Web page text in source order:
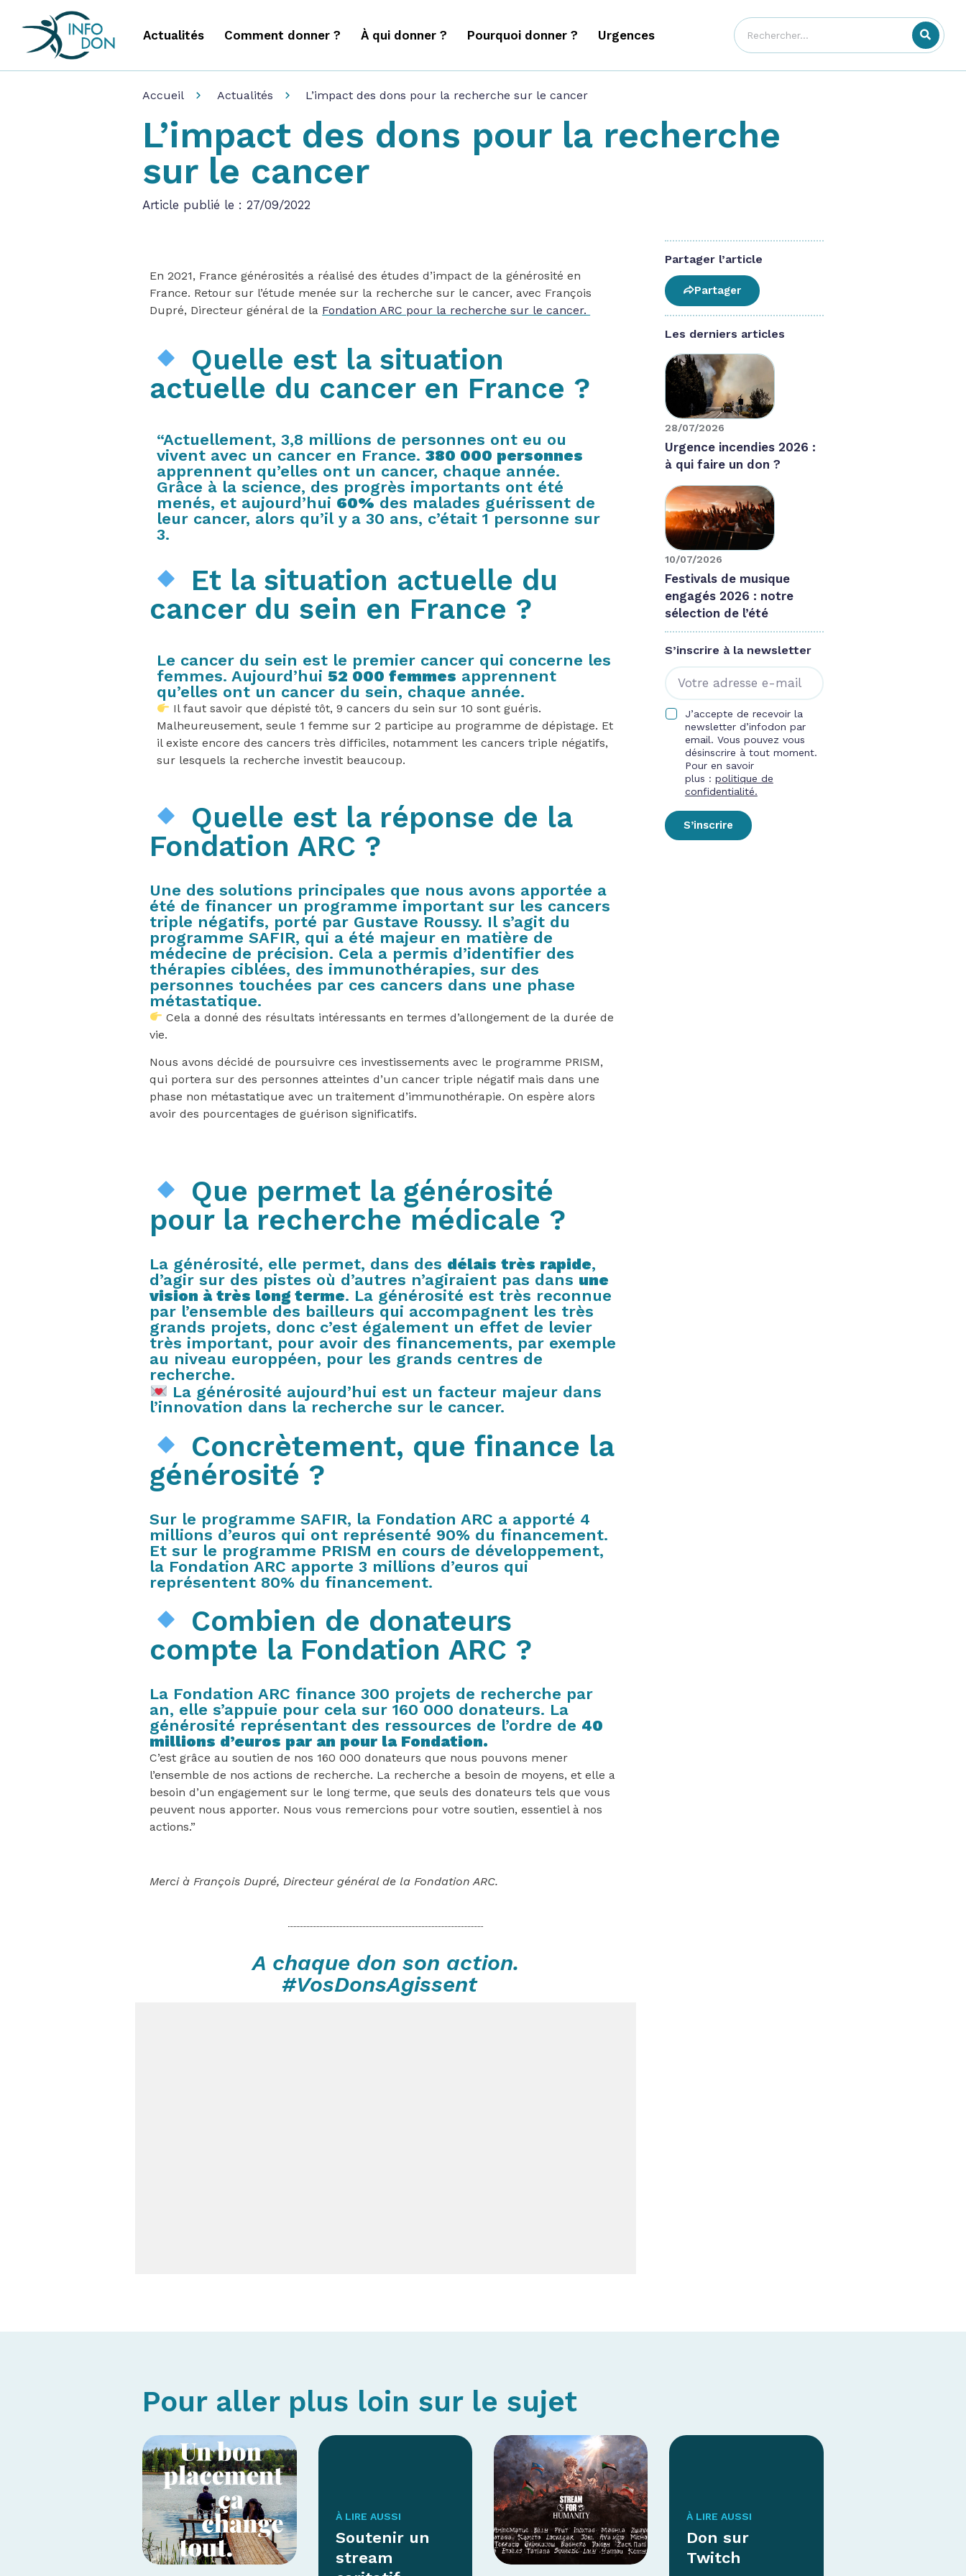
Actualités Comment donner ? À qui donner ? Pourquoi donner ? Urgences
Accueil Actualités L’impact des dons pour la recherche sur le cancer
L’impact des dons pour la recherche
sur le cancer
Article publié le : 27/09/2022
En 2021, France générosités a réalisé des études d’impact de la générosité en
France. Retour sur l’étude menée sur la recherche sur le cancer, avec François
Dupré, Directeur général de la Fondation ARC pour la recherche sur le cancer.
Quelle est la situation
actuelle du cancer en France ?
“Actuellement, 3,8 millions de personnes ont eu ou
vivent avec un cancer en France.380 000 personnes
apprennent qu’elles ont un cancer, chaque année.
Grâce à la science, des progrès importants ont été
menés, et aujourd’hui 60% des malades guérissent de
leur cancer, alors qu’il y a 30 ans, c’était 1 personne sur
3.
Et la situation actuelle du
cancer du sein en France ?
Le cancer du sein est le premier cancer qui concerne les
femmes. Aujourd’hui52 000 femmes apprennent
qu’elles ont un cancer du sein, chaque année.
Il faut savoir que dépisté tôt, 9 cancers du sein sur 10 sont guéris.
Malheureusement, seule 1 femme sur 2 participe au programme de dépistage. Et
il existe encore des cancers très difficiles, notamment les cancers triple négatifs,
sur lesquels la recherche investit beaucoup.
Quelle est la réponse de la
Fondation ARC ?
Une des solutions principales que nous avons apportée a
été de financer un programme important sur les cancers
triple négatifs, porté par Gustave Roussy. Il s’agit du
programme SAFIR, qui a été majeur en matière de
médecine de précision. Cela a permis d’identifier des
thérapies ciblées, des immunothérapies, sur des
personnes touchées par ces cancers dans une phase
métastatique.
Cela a donné des résultats intéressants en termes d’allongement de la durée de
vie.
Nous avons décidé de poursuivre ces investissements avec le programme PRISM,
qui portera sur des personnes atteintes d’un cancer triple négatif mais dans une
phase non métastatique avec un traitement d’immunothérapie. On espère alors
avoir des pourcentages de guérison significatifs.
Que permet la générosité
pour la recherche médicale ?
La générosité, elle permet, dans des délais très rapide,
d’agir sur des pistes où d’autres n’agiraient pas dans une
vision à très long terme. La générosité est très reconnue
par l’ensemble des bailleurs qui accompagnent les très
grands projets, donc c’est également un effet de levier
très important, pour avoir des financements, par exemple
au niveau europpéen, pour les grands centres de
recherche.
La générosité aujourd’hui est un facteur majeur dans
l’innovation dans la recherche sur le cancer.
Concrètement, que finance la
générosité ?
Sur le programme SAFIR, la Fondation ARC a apporté 4
millions d’euros qui ont représenté 90% du financement.
Et sur le programme PRISM en cours de développement,
la Fondation ARC apporte 3 millions d’euros qui
représentent 80% du financement.
Combien de donateurs
compte la Fondation ARC ?
La Fondation ARC finance 300 projets de recherche par
an, elle s’appuie pour cela sur 160 000 donateurs. La
générosité représentant des ressources de l’ordre de 40
millions d’euros par an pour la Fondation.
C’est grâce au soutien de nos 160 000 donateurs que nous pouvons mener
l’ensemble de nos actions de recherche. La recherche a besoin de moyens, et elle a
besoin d’un engagement sur le long terme, que seuls des donateurs tels que vous
peuvent nous apporter. Nous vous remercions pour votre soutien, essentiel à nos
actions.”
Merci à François Dupré, Directeur général de la Fondation ARC.
A chaque don son action.
#VosDonsAgissent
Partager l’article
Partager
Les derniers articles
28/07/2026
Urgence incendies 2026 :
à qui faire un don ?
10/07/2026
Festivals de musique
engagés 2026 : notre
sélection de l’été
S’inscrire à la newsletter
J’accepte de recevoir la
newsletter d’infodon par
email. Vous pouvez vous
désinscrire à tout moment.
Pour en savoir
plus : politique de
confidentialité.
S’inscrire
Pour aller plus loin sur le sujet
À LIRE AUSSI
Soutenir un
stream
À LIRE AUSSI
Don sur
Twitch